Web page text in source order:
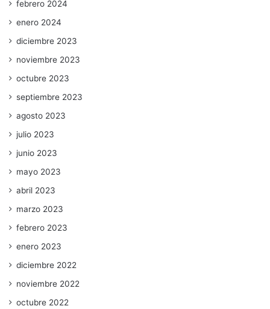
febrero 2024
enero 2024
diciembre 2023
noviembre 2023
octubre 2023
septiembre 2023
agosto 2023
julio 2023
junio 2023
mayo 2023
abril 2023
marzo 2023
febrero 2023
enero 2023
diciembre 2022
noviembre 2022
octubre 2022